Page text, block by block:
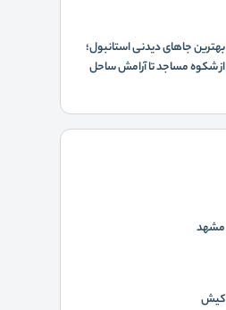
بهترین جاهای دیدنی استانبول؛
از شکوه مساجد تا آرامش ساحل
مشهد
کیش